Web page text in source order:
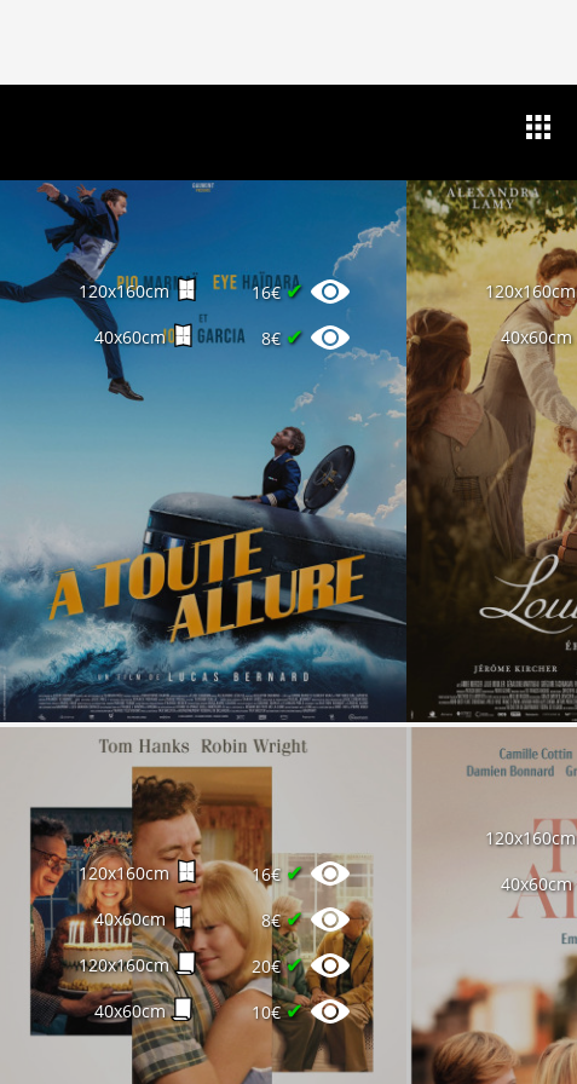
120x160cm 16€✔
40x60cm 8€ ✔
120x160cm
40x60cm
120x160cm 16€ ✔
40x60cm 8€✔
120x160cm 20€✔
40x60cm 10€✔
120x160cm
40x60cm